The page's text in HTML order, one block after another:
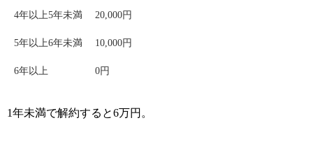
4年以上5年未満 20,000円
5年以上6年未満 10,000円
6年以上 0円
1年未満で解約すると6万円。